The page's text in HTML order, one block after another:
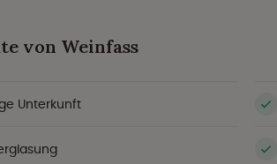
von Weinfass
Unterkunft